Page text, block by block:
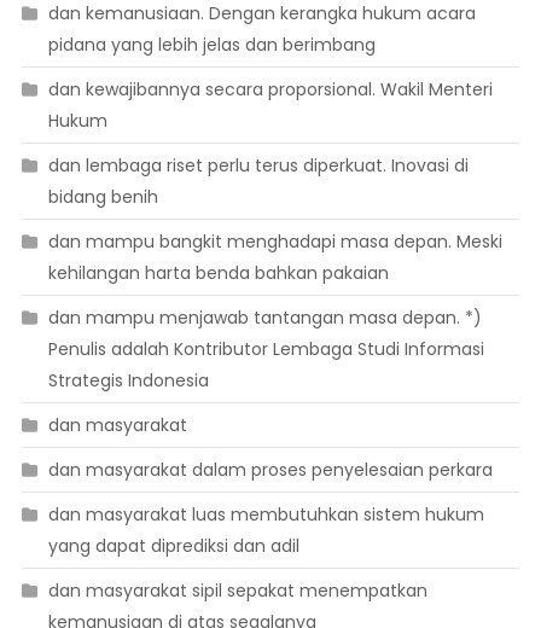
dan kemanusiaan. Dengan kerangka hukum acara
pidana yang lebih jelas dan berimbang
dan kewajibannya secara proporsional. Wakil Menteri
Hukum
dan lembaga riset perlu terus diperkuat. Inovasi di
bidang benih
dan mampu bangkit menghadapi masa depan. Meski
kehilangan harta benda bahkan pakaian
dan mampu menjawab tantangan masa depan. *)
Penulis adalah Kontributor Lembaga Studi Informasi
Strategis Indonesia
dan masyarakat
dan masyarakat dalam proses penyelesaian perkara
dan masyarakat luas membutuhkan sistem hukum
yang dapat diprediksi dan adil
dan masyarakat sipil sepakat menempatkan
kemanusiaan di atas segalanya